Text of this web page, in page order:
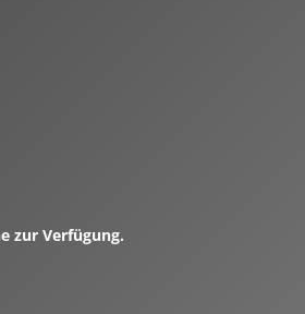
zur Verfügung.